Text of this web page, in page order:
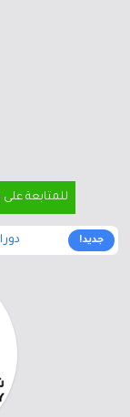
للمتابعة على
جديد!